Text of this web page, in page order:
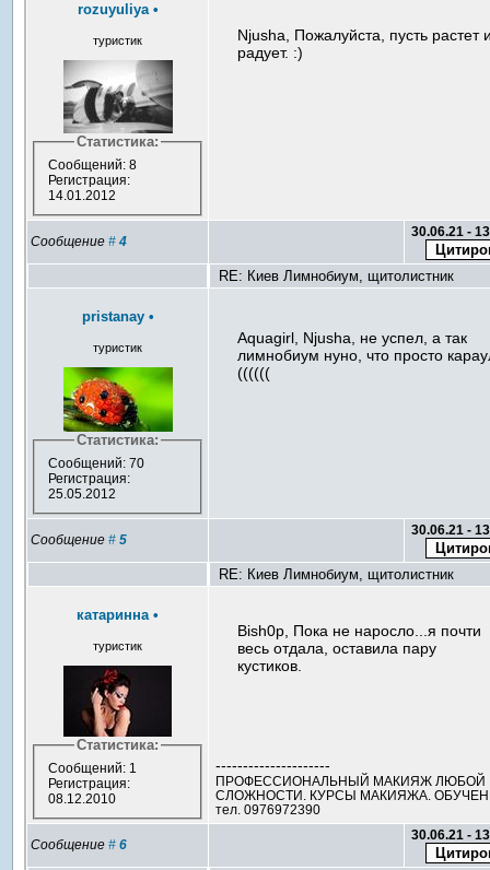
rozuyuliya •
туристик
Статистика:
Сообщений: 8
Регистрация:
14.01.2012
Njusha, Пожалуйста, пусть растет
радует. :)
Сообщение#4
30.06.21 -
RE: Киев Лимнобиум, щитолистник
pristanay •
туристик
Статистика:
Сообщений: 70
Регистрация:
25.05.2012
Aquagirl, Njusha, не успел, а так
лимнобиум нуно, что просто
((((((
Сообщение#5
30.06.21 -
RE: Киев Лимнобиум, щитолистник
катаринна •
туристик
Статистика:
Сообщений: 1
Регистрация:
08.12.2010
Bish0p, Пока не наросло...я почти
весь отдала, оставила пару
кустиков.
---------------------
ПРОФЕССИОНАЛЬНЫЙ МАКИЯЖ ЛЮБОЙ
СЛОЖНОСТИ. КУРСЫ МАКИЯЖА.
тел. 0976972390
Сообщение#6
30.06.21 -